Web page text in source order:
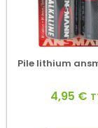
Pile lithium
4,95 €